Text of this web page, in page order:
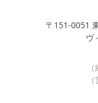
〒151-0051
ヴ